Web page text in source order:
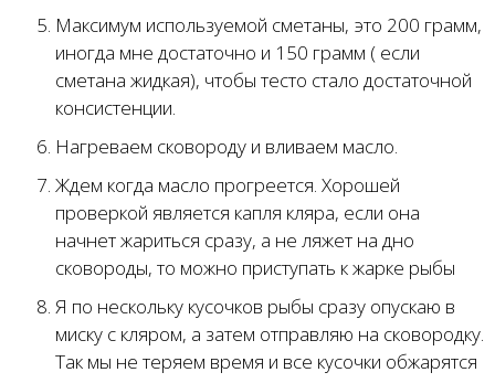
Максимум используемой сметаны, это 200 грамм,
иногда мне достаточно и 150 грамм ( если
сметана жидкая), чтобы тесто стало достаточной
консистенции.
Нагреваем сковороду и вливаем масло.
Ждем когда масло прогреется. Хорошей
проверкой является капля кляра, если она
начнет жариться сразу, а не ляжет на дно
сковороды, то можно приступать к жарке рыбы
Я по нескольку кусочков рыбы сразу опускаю в
миску с кляром, а затем отправляю на сковородку.
Так мы не теряем время и все кусочки обжарятся